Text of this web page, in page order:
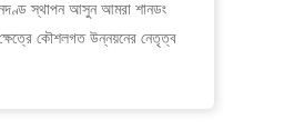
স্থাপন আসুন আমরা শানডং
কৌশলগত উন্নয়নের নেতৃত্ব